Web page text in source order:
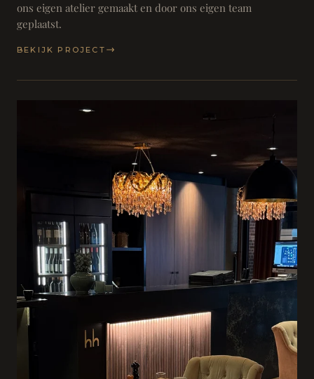
ons eigen atelier gemaakt en door ons eigen team
geplaatst.
BEKIJK PROJECT